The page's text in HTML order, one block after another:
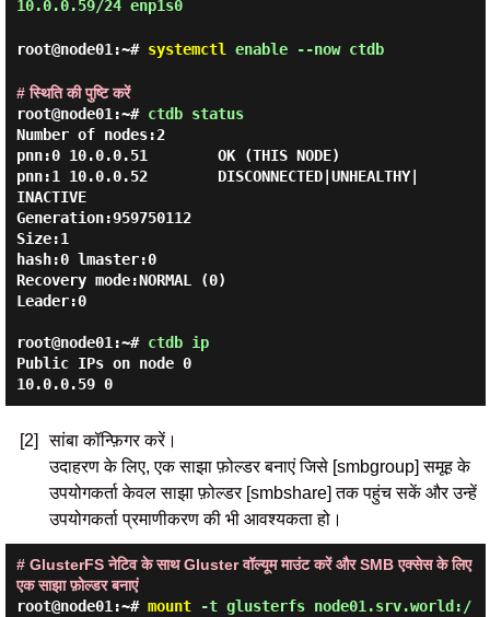
10.0.0.59/24 enp1s0
root@node01:~# systemctl enable --now ctdb
# स्थिति की पुष्टि करें
root@node01:~# ctdb status
Number of nodes:2
pnn:0 10.0.0.51        OK (THIS NODE)
pnn:1 10.0.0.52        DISCONNECTED|UNHEALTHY|
INACTIVE
Generation:959750112
Size:1
hash:0 lmaster:0
Recovery mode:NORMAL (0)
Leader:0
root@node01:~# ctdb ip
Public IPs on node 0
10.0.0.59 0
[2]
सांबा कॉन्फ़िगर करें।
उदाहरण के लिए, एक साझा फ़ोल्डर बनाएं जिसे [smbgroup] समूह के
उपयोगकर्ता केवल साझा फ़ोल्डर [smbshare] तक पहुंच सकें और उन्हें
उपयोगकर्ता प्रमाणीकरण की भी आवश्यकता हो।
# GlusterFS नेटिव के साथ Gluster वॉल्यूम माउंट करें और SMB एक्सेस के लिए
एक साझा फ़ोल्डर बनाएं
root@node01:~# mount-t glusterfs node01.srv.world:/